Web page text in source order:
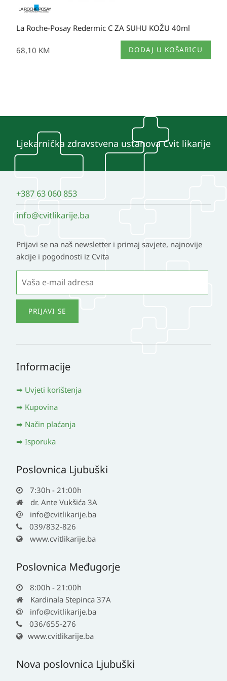
La Roche-Posay Redermic C ZA SUHU KOŽU 40ml
68,10 KM DODAJ U KOŠARICU
Ljekarnička zdravstvena ustanova Cvit likarije
+387 63 060 853
info@cvitlikarije.ba
Prijavi se na naš newsletter i primaj savjete, najnovije
akcije i pogodnosti iz Cvita
Informacije
Uvjeti korištenja
Kupovina
Način plaćanja
Isporuka
Poslovnica Ljubuški
7:30h - 21:00h
dr. Ante Vukšića 3A
info@cvitlikarije.ba
039/832-826
www.cvitlikarije.ba
Poslovnica Međugorje
8:00h - 21:00h
Kardinala Stepinca 37A
info@cvitlikarije.ba
036/655-276
www.cvitlikarije.ba
Nova poslovnica Ljubuški